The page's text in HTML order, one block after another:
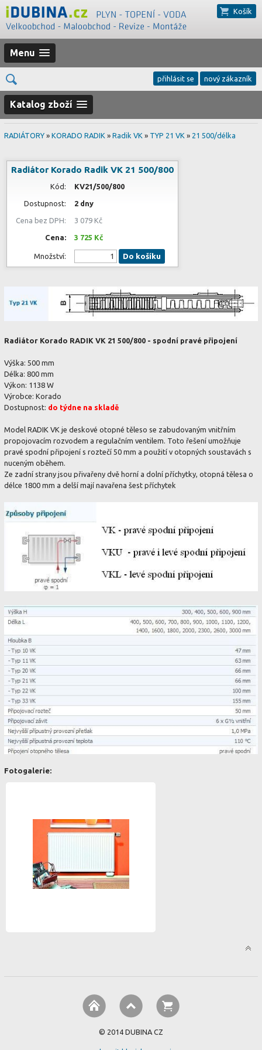
Košík
Menu
přihlásit se nový zákazník
Katalog zboží
RADIÁTORY » KORADO RADIK » Radik VK » TYP 21 VK » 21 500/délka
Radiátor Korado Radik VK 21 500/800
Kód: KV21/500/800
Dostupnost: 2 dny
Cena bez DPH: 3 079 Kč
Cena: 3 725 Kč
Množství: Do košíku
Radiátor Korado RADIK VK 21 500/800 - spodní pravé připojení
Výška: 500 mm
Délka: 800 mm
Výkon: 1138 W
Výrobce: Korado
Dostupnost: do týdne na skladě
Model RADIK VK je deskové otopné těleso se zabudovaným vnitřním
propojovacím rozvodem a regulačním ventilem. Toto řešení umožňuje
pravé spodní připojení s roztečí 50 mm a použití v otopných soustavách s
nuceným oběhem.
Ze zadní strany jsou přivařeny dvě horní a dolní příchytky, otopná tělesa o
délce 1800 mm a delší mají navařena šest příchytek
Fotogalerie:
© 2014 DUBINA CZ